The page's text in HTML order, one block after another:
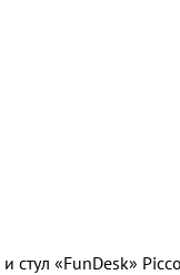
стул «FunDesk»